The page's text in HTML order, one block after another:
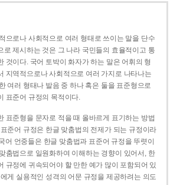
으로나 사회적으로 여러 형태로 쓰이는 말을 단수
로 제시하는 것은 그 나라 국민들의 효율적이고 통
것이다. 국어 토박이 화자가 하는 말은 어휘의 형
지역적으로나 사회적으로 여러 가지로 나타나는
여러 형태나 발음 중 하나 혹은 둘을 표준형으로
표준어 규정의 목적이다.
표준형을 문자로 적을 때 올바르게 표기하는 방법
준어 규정은 한글 맞춤법의 전제가 되는 규정이라
어 언중들은 한글 맞춤법과 표준어 규정을 뚜렷이
춤법으로 일원화하여 이해하는 경향이 있어서, 한
규정에 귀속되어야 할 만한 예가 많이 포함되어 있
게 실용적인 성격의 어문 규정을 제공하려는 의도